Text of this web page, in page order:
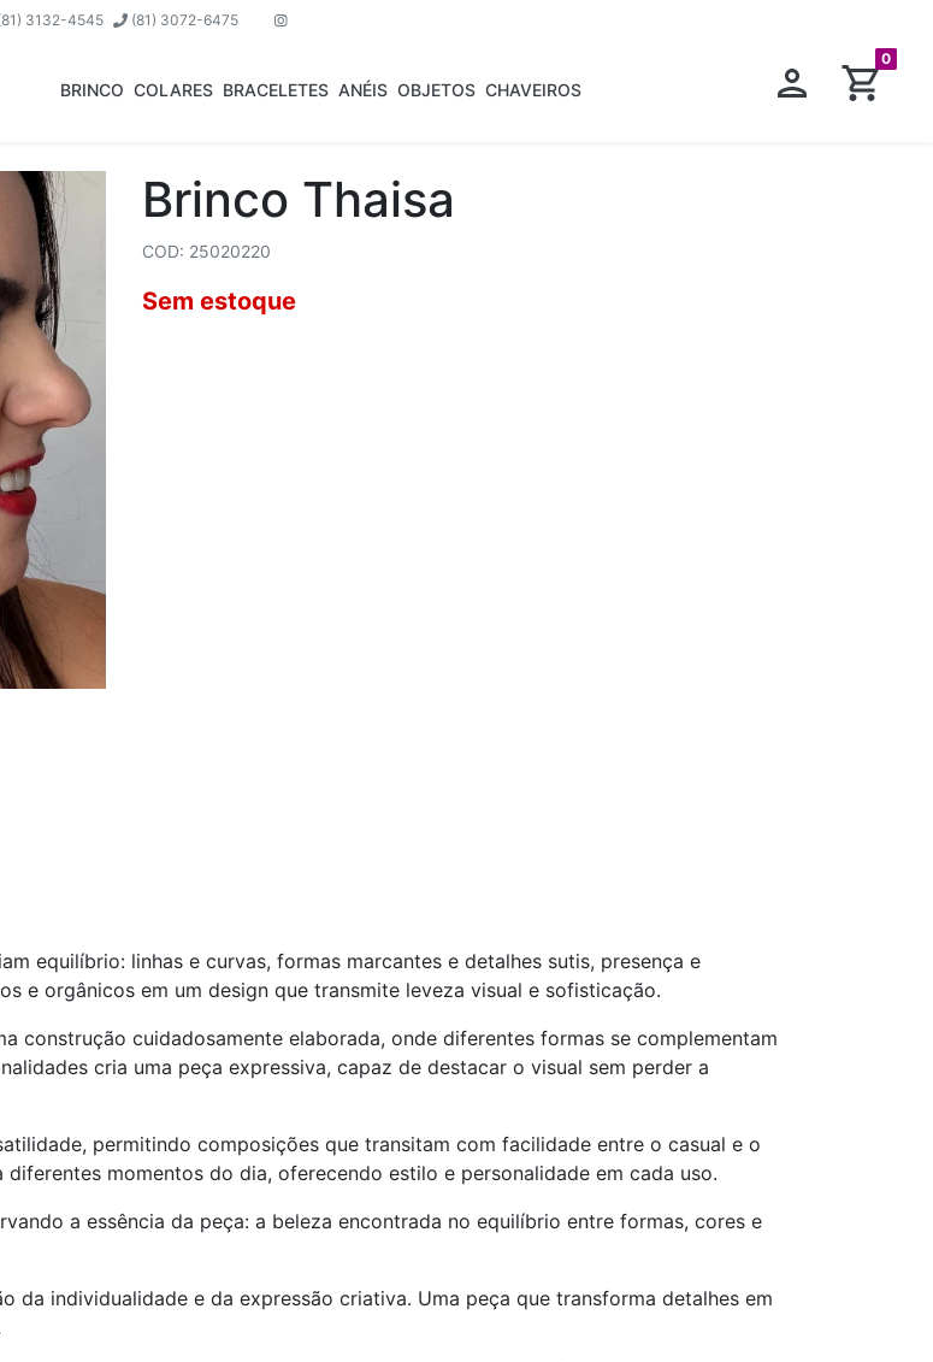
3132-4545 (81) 3072-6475
0
BRINCO COLARES BRACELETES ANÉIS OBJETOS CHAVEIROS
Brinco Thaisa
COD: 25020220
Sem estoque
equilíbrio: linhas e curvas, formas marcantes e detalhes sutis, presença e
e orgânicos em um design que transmite leveza visual e sofisticação.
construção cuidadosamente elaborada, onde diferentes formas se complementam
cria uma peça expressiva, capaz de destacar o visual sem perder a
permitindo composições que transitam com facilidade entre o casual e o
momentos do dia, oferecendo estilo e personalidade em cada uso.
a essência da peça: a beleza encontrada no equilíbrio entre formas, cores e
da individualidade e da expressão criativa. Uma peça que transforma detalhes em